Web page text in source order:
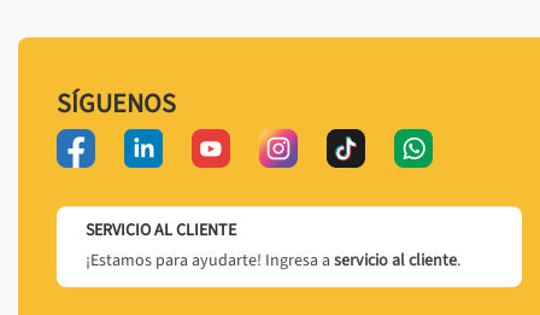
SÍGUENOS
SERVICIO AL CLIENTE
¡Estamos para ayudarte! Ingresa a servicio al cliente.